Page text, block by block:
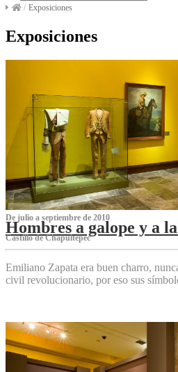
/ Exposiciones
Exposiciones
De julio a septiembre de 2010
Hombres a galope y a
Castillo de Chapultepec
Emiliano Zapata era buen charro,
civil revolucionario, por eso sus